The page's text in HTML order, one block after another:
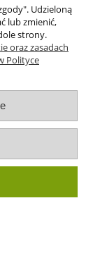
ciemno
Udzieloną
lub zmienić,
strony.
oraz zasadach
Polityce